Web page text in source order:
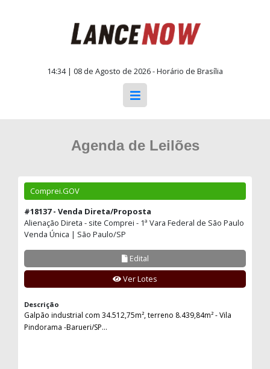
14:34 | 08 de Agosto de 2026 - Horário de Brasília
Agenda de Leilões
Comprei.GOV
#18137 - Venda Direta/Proposta
Alienação Direta - site Comprei - 1ª Vara Federal de São Paulo
Venda Única | São Paulo/SP
Edital
Ver Lotes
Descrição
Galpão industrial com 34.512,75m², terreno 8.439,84m² - Vila
Pindorama -Barueri/SP...